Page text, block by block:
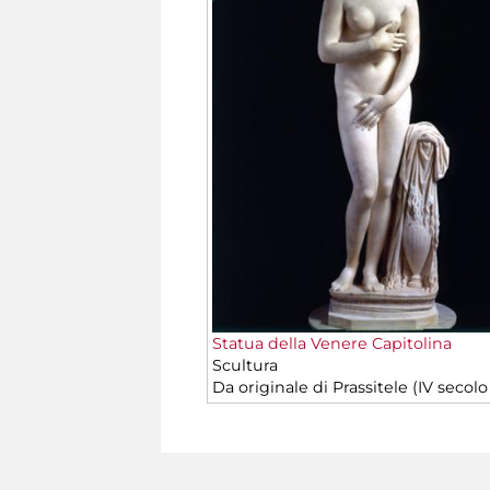
Statua della Venere Capitolina
Scultura
Da originale di Prassitele (IV secolo